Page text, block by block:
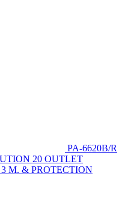
PA-6620B/R
20 OUTLET
M. & PROTECTION